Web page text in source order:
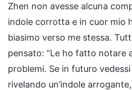
Zhen non avesse alcuna
indole corrotta e in cuor mio
biasimo verso me stessa.
pensato: “Le ho fatto notare
problemi. Se in futuro
rivelando un’indole